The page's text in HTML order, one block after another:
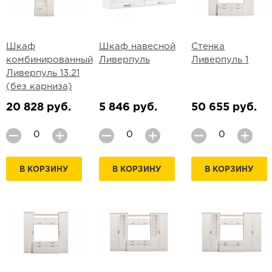
Шкаф
комбинированный
Ливерпуль 13.21
(без карниза)
20 828 руб.
В КОРЗИНУ
Шкаф навесной
Ливерпуль
5 846 руб.
В КОРЗИНУ
Стенка
Ливерпуль 1
50 655 руб.
В КОРЗИНУ